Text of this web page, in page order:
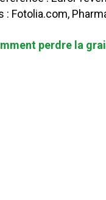
: Fotolia.com,
perdre la